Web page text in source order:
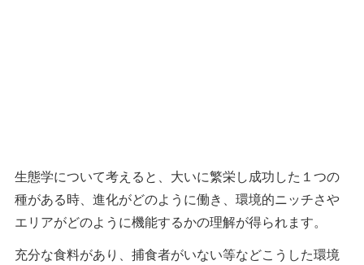
生態学について考えると、大いに繁栄し成功した１つの
種がある時、進化がどのように働き、環境的ニッチさや
エリアがどのように機能するかの理解が得られます。
充分な食料があり、捕食者がいない等などこうした環境